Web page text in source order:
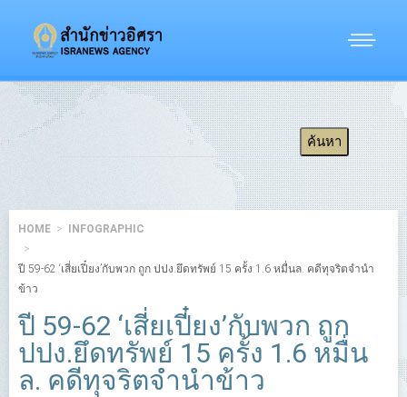
HOME INFOGRAPHIC
ปี 59-62 ‘เสี่ยเปี๋ยง’กับพวก ถูก ปปง.ยึดทรัพย์ 15 ครั้ง 1.6 หมื่นล. คดีทุจริตจำนำ
ข้าว
ปี 59-62 ‘เสี่ยเปี๋ยง’กับพวก ถูก
ปปง.ยึดทรัพย์ 15 ครั้ง 1.6 หมื่น
ล. คดีทุจริตจำนำข้าว